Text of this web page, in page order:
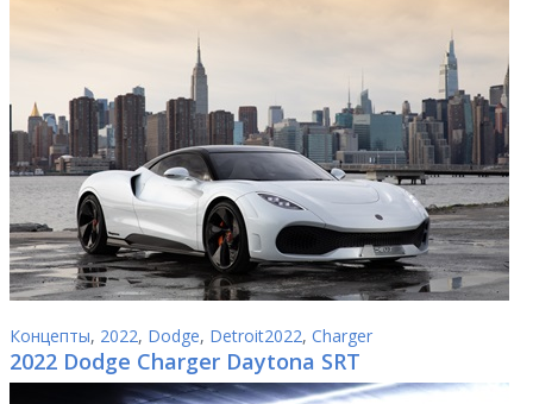
Концепты, 2022, Dodge, Detroit2022, Charger
2022 Dodge Charger Daytona SRT